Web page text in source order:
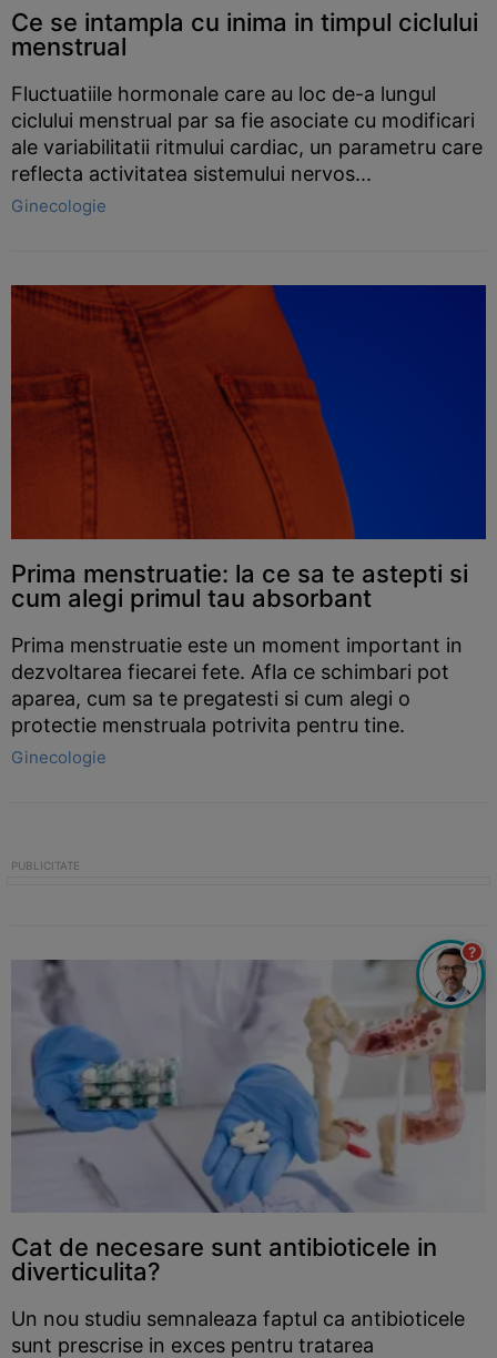
Ce se intampla cu inima in timpul ciclului
menstrual
Fluctuatiile hormonale care au loc de-a lungul
ciclului menstrual par sa fie asociate cu modificari
ale variabilitatii ritmului cardiac, un parametru care
reflecta activitatea sistemului nervos...
Ginecologie
Prima menstruatie: la ce sa te astepti si
cum alegi primul tau absorbant
Prima menstruatie este un moment important in
dezvoltarea fiecarei fete. Afla ce schimbari pot
aparea, cum sa te pregatesti si cum alegi o
protectie menstruala potrivita pentru tine.
Ginecologie
Cat de necesare sunt antibioticele in
diverticulita?
Un nou studiu semnaleaza faptul ca antibioticele
sunt prescrise in exces pentru tratarea
?